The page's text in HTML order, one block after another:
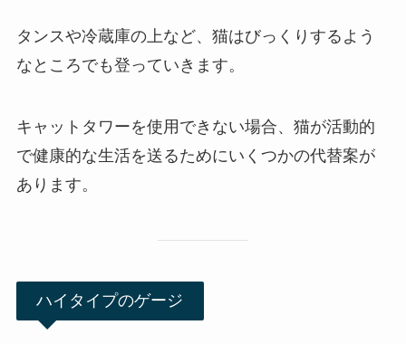
タンスや冷蔵庫の上など、猫はびっくりするよう
なところでも登っていきます。
キャットタワーを使用できない場合、猫が活動的
で健康的な生活を送るためにいくつかの代替案が
あります。
ハイタイプのゲージ